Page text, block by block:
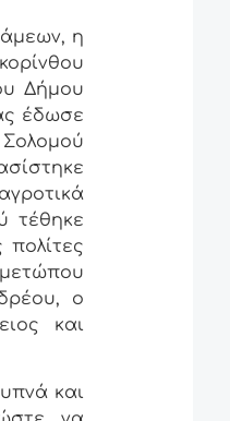
η
Δήμου
έδωσε
τέθηκε
ο
και
και